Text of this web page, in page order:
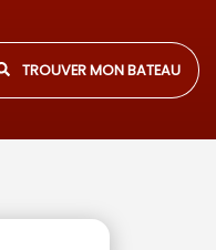
TROUVER MON BATEAU